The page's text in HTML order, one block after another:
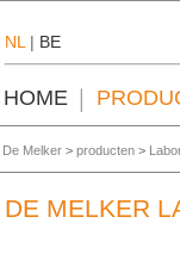
NL | BE
HOME
De Melker > producten >
DE MELKER